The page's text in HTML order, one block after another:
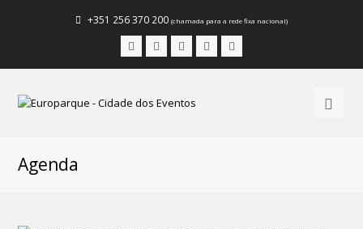
+351 256 370 200 (chamada para a rede fixa nacional)
FacebookInstagram
LinkedInYoutube
Agenda